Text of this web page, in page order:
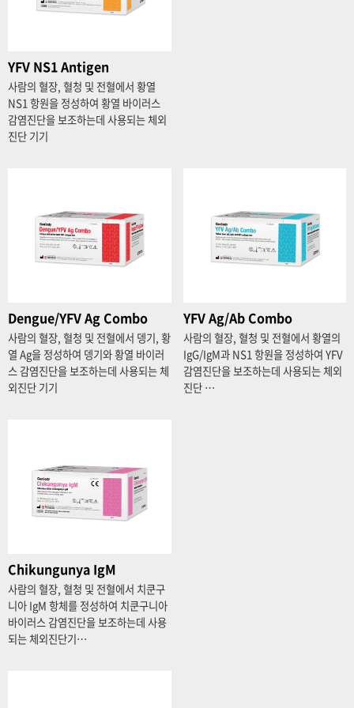
YFV NS1 Antigen
사람의 혈장, 혈청 및 전혈에서 황열
NS1 항원을 정성하여 황열 바이러스
감염진단을 보조하는데 사용되는 체외
진단 기기
Dengue/YFV Ag Combo
사람의 혈장, 혈청 및 전혈에서 뎅기, 황
열 Ag을 정성하여 뎅기와 황열 바이러
스 감염진단을 보조하는데 사용되는 체
외진단 기기
YFV Ag/Ab Combo
사람의 혈장, 혈청 및 전혈에서 황열의
IgG/IgM과 NS1 항원을 정성하여 YFV
감염진단을 보조하는데 사용되는 체외
진단 …
Chikungunya IgM
사람의 혈장, 혈청 및 전혈에서 치쿤구
니아 IgM 항체를 정성하여 치쿤구니아
바이러스 감염진단을 보조하는데 사용
되는 체외진단기…